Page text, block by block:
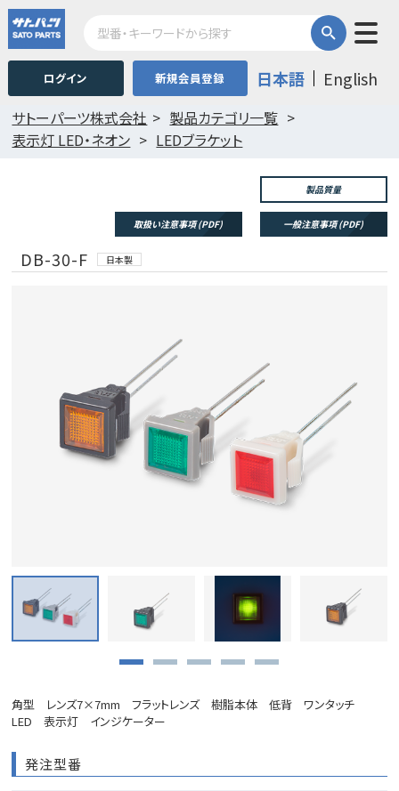
ログイン 新規会員登録 日本語 English
サトーパーツ株式会社
製品カテゴリ一覧
表示灯 LED・ネオン
LEDブラケット
製品質量
取扱い注意事項 (PDF) 一般注意事項 (PDF)
DB-30-F 日本製
角型 レンズ7×7mm フラットレンズ 樹脂本体 低背 ワンタッチ
LED 表示灯 インジケーター
発注型番